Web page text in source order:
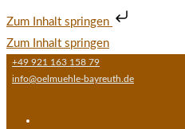
Zum Inhalt springen
Zum Inhalt springen
+49 921 163 158 79
info@oelmuehle-bayreuth.de